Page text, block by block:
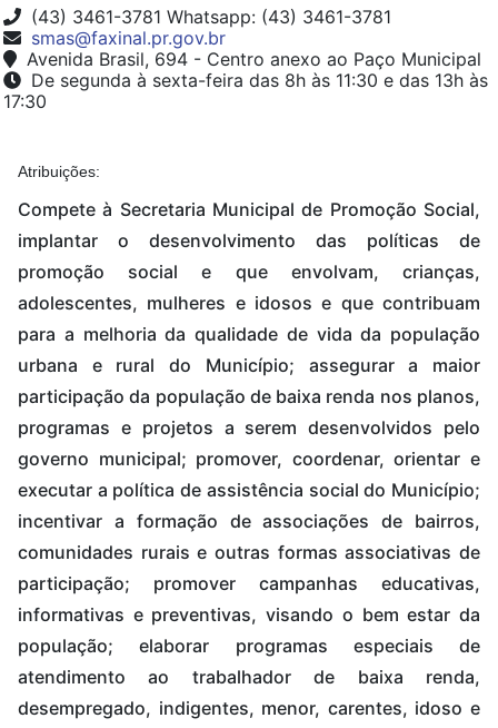
(43) 3461-3781 Whatsapp: (43) 3461-3781
smas@faxinal.pr.gov.br
Avenida Brasil, 694 - Centro anexo ao Paço Municipal
De segunda à sexta-feira das 8h às 11:30 e das 13h às
17:30
Atribuições:
Compete à Secretaria Municipal de Promoção Social,
implantar o desenvolvimento das políticas de
promoção social e que envolvam, crianças,
adolescentes, mulheres e idosos e que contribuam
para a melhoria da qualidade de vida da população
urbana e rural do Município; assegurar a maior
participação da população de baixa renda nos planos,
programas e projetos a serem desenvolvidos pelo
governo municipal; promover, coordenar, orientar e
executar a política de assistência social do Município;
incentivar a formação de associações de bairros,
comunidades rurais e outras formas associativas de
participação; promover campanhas educativas,
informativas e preventivas, visando o bem estar da
população; elaborar programas especiais de
atendimento ao trabalhador de baixa renda,
desempregado, indigentes, menor, carentes, idoso e